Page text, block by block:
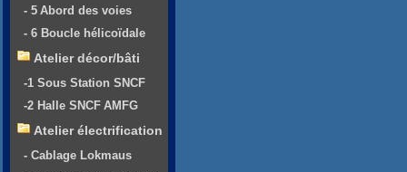
- 5 Abord des voies
- 6 Boucle hélicoïdale
Atelier décor/bâti
-1 Sous Station SNCF
-2 Halle SNCF AMFG
Atelier électrification
- Cablage Lokmaus